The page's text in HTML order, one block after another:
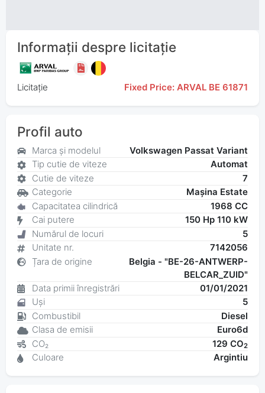
Informații despre licitație
Licitație Fixed Price: ARVAL BE 61871
Profil auto
Marca și modelul
Volkswagen Passat Variant
Tip cutie de viteze
Automat
Cutie de viteze
7
Categorie
Mașina Estate
Capacitatea cilindrică
1968 CC
Cai putere
150 Hp 110 kW
Numărul de locuri
5
Unitate nr.
7142056
Țara de origine
Belgia - "BE-26-ANTWERP-
BELCAR_ZUID"
Data primii înregistrări
01/01/2021
Uși
5
Combustibil
Diesel
Clasa de emisii
Euro6d
CO₂
129 CO2
Culoare Argintiu